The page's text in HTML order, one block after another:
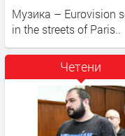
Музика – Eurovision
in the streets of Paris..​
Четени